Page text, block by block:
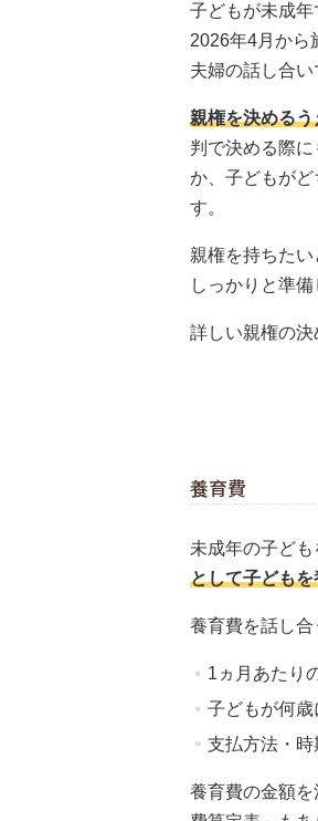
子どもが未成年
2026年4月から
夫婦の話し合
親権を決める
判で決める際
か、子どもが
す。
親権を持ちた
しっかりと準
詳しい親権の決
養育費
未成年の子ど
として子ども
養育費を話し合
1ヵ月あたり
子どもが何
支払方法・
養育費の金額